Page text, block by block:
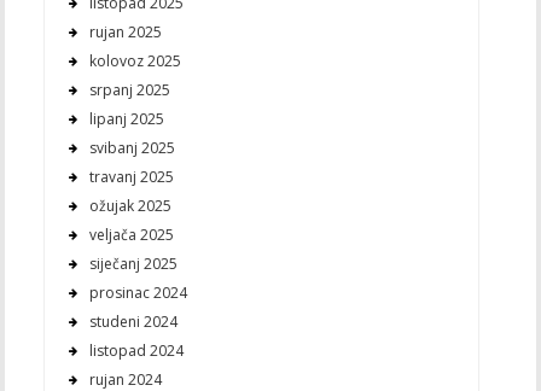
rujan 2025
kolovoz 2025
srpanj 2025
lipanj 2025
svibanj 2025
travanj 2025
ožujak 2025
veljača 2025
siječanj 2025
prosinac 2024
studeni 2024
listopad 2024
rujan 2024